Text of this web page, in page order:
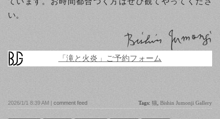
い。
「滝と火炎」ご予約フォーム
Tags: 猫 Bishin Jumonji Gallery
2026/1/1 8:39 AM | comment feed